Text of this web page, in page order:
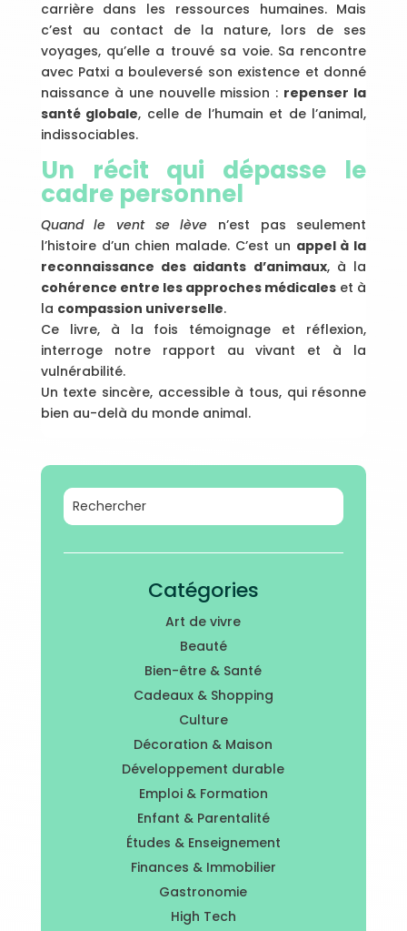
carrière dans les ressources humaines. Mais
c’est au contact de la nature, lors de ses
voyages, qu’elle a trouvé sa voie. Sa rencontre
avec Patxi a bouleversé son existence et donné
naissance à une nouvelle mission : repenser la
santé globale, celle de l’humain et de l’animal,
indissociables.
Un récit qui dépasse le
cadre personnel
Quand le vent se lève n’est pas seulement
l’histoire d’un chien malade. C’est un appel à la
reconnaissance des aidants d’animaux, à la
cohérence entre les approches médicales et à
la compassion universelle.
Ce livre, à la fois témoignage et réflexion,
interroge notre rapport au vivant et à la
vulnérabilité.
Un texte sincère, accessible à tous, qui résonne
bien au-delà du monde animal.
Catégories
Art de vivre
Beauté
Bien-être & Santé
Cadeaux & Shopping
Culture
Décoration & Maison
Développement durable
Emploi & Formation
Enfant & Parentalité
Études & Enseignement
Finances & Immobilier
Gastronomie
High Tech